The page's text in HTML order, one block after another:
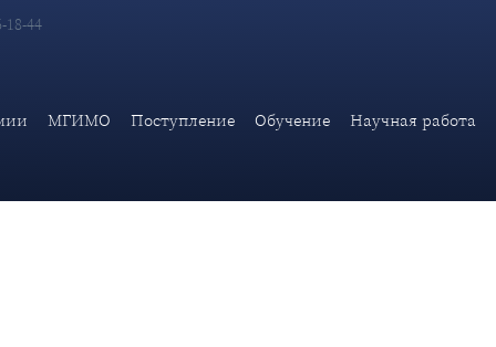
18-44
МГИМО Поступление Обучение Научная работа